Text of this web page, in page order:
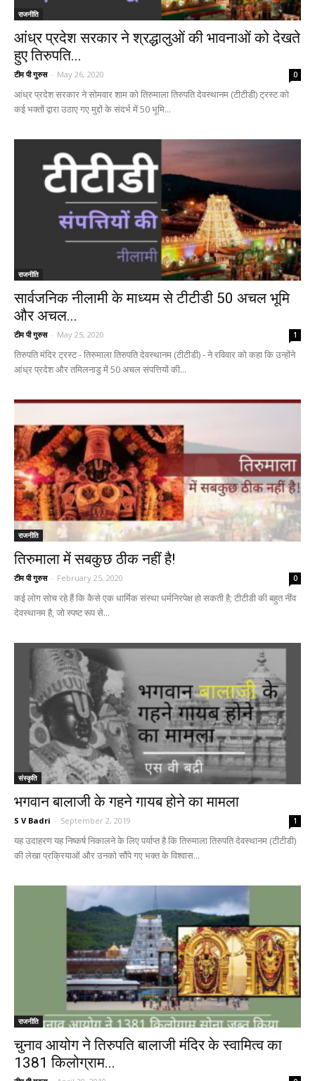
राजनीति
आंध्र प्रदेश सरकार ने श्रद्धालुओं की भावनाओं को देखते
हुए तिरुपति...
टीम पी गुरुस - May 26, 2020 0
आंध्र प्रदेश सरकार ने सोमवार शाम को तिरुमाला तिरुपति देवस्थानम (टीटीडी) ट्रस्ट को
कई भक्तों द्वारा उठाए गए मुद्दों के संदर्भ में 50 भूमि...
राजनीति
सार्वजनिक नीलामी के माध्यम से टीटीडी 50 अचल भूमि
और अचल...
टीम पी गुरुस - May 25, 2020 1
तिरुपति मंदिर ट्रस्ट - तिरुमाला तिरुपति देवस्थानम (टीटीडी) - ने रविवार को कहा कि उन्होंने
आंध्र प्रदेश और तमिलनाडु में 50 अचल संपत्तियों की...
राजनीति
तिरुमाला में सबकुछ ठीक नहीं है!
टीम पी गुरुस - February 25, 2020 0
कई लोग सोच रहे हैं कि कैसे एक धार्मिक संस्था धर्मनिरपेक्ष हो सकती है; टीटीडी की बहुत नींव
देवस्थानम है, जो स्पष्ट रूप से...
संस्कृति
भगवान बालाजी के गहने गायब होने का मामला
S V Badri - September 2, 2019 1
यह उदाहरण यह निष्कर्ष निकालने के लिए पर्याप्त है कि तिरुमाला तिरुपति देवस्थानम (टीटीडी)
की लेखा प्रक्रियाओं और उनको सौंपे गए भक्त के विश्वास...
राजनीति
चुनाव आयोग ने तिरुपति बालाजी मंदिर के स्वामित्व का
1381 किलोग्राम...